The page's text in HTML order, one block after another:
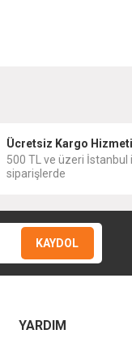
Ücretsiz Kargo Hizmeti
500 TL ve üzeri İstanbul
siparişlerde
KAYDOL
YARDIM